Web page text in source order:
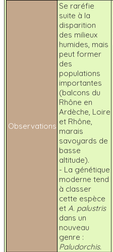
Observations
Se raréfie
suite à la
disparition
des milieux
humides, mais
peut former
des
populations
importantes
(balcons du
Rhône en
Ardèche, Loire
et Rhône,
marais
savoyards de
basse
altitude).
- La génétique
moderne tend
à classer
cette espèce
et A. palustris
dans un
nouveau
genre :
Paludorchis.